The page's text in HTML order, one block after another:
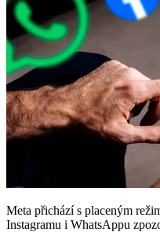
Meta přichází s placeným
Instagramu i WhatsAppu